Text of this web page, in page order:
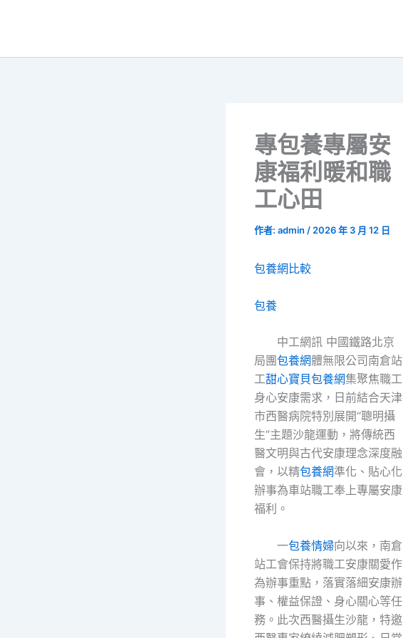
專包養專屬安
康福利暖和職
工心田
作者: admin / 2026 年 3 月 12 日
包養網比較
包養
中工網訊 中國鐵路北京
局團包養網體無限公司南倉站
工甜心寶貝包養網集聚焦職工
身心安康需求，日前結合天津
市西醫病院特別展開“聰明攝
生”主題沙龍運動，將傳統西
醫文明與古代安康理念深度融
會，以精包養網準化、貼心化
辦事為車站職工奉上專屬安康
福利。
一包養情婦向以來，南倉
站工會保持將職工安康關愛作
為辦事重點，落實落細安康辦
事、權益保證、身心關心等任
務。此次西醫攝生沙龍，特邀